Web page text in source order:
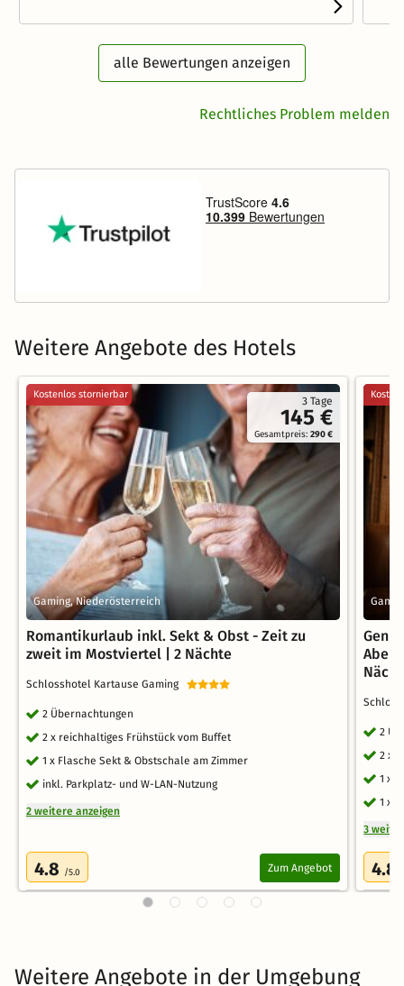
alle Bewertungen anzeigen
Rechtliches Problem melden
Weitere Angebote des Hotels
3 Tage
145 €
Gesamtpreis:290 €
Kostenlos stornierbar
Gaming, Niederösterreich
Romantikurlaub inkl. Sekt & Obst - Zeit zu
zweit im Mostviertel | 2 Nächte
Schlosshotel Kartause Gaming
2 Übernachtungen
2 x reichhaltiges Frühstück vom Buffet
1 x Flasche Sekt & Obstschale am Zimmer
inkl. Parkplatz- und W-LAN-Nutzung
2 weitere anzeigen
4.8 /5.0 Zum Angebot
2
2 x
1 x
1 x
3
4.8
Weitere Angebote in der Umgebung